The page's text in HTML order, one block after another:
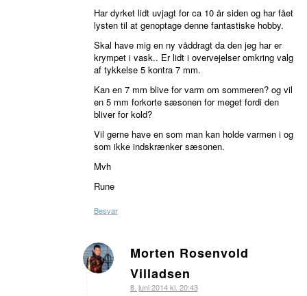
Har dyrket lidt uvjagt for ca 10 år siden og har fået
lysten til at genoptage denne fantastiske hobby.
Skal have mig en ny våddragt da den jeg har er
krympet i vask.. Er lidt i overvejelser omkring valg
af tykkelse 5 kontra 7 mm.
Kan en 7 mm blive for varm om sommeren? og vil
en 5 mm forkorte sæsonen for meget fordi den
bliver for kold?
Vil gerne have en som man kan holde varmen i og
som ikke indskrænker sæsonen.
Mvh
Rune
Besvar
Morten Rosenvold
Villadsen
siger:
8. juni 2014 kl. 20:43